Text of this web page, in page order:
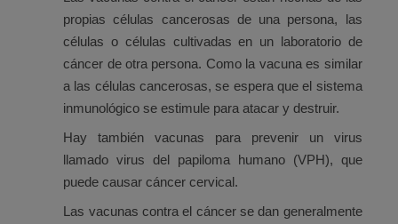
propias células cancerosas de una persona, las
células o células cultivadas en un laboratorio de
cáncer de otra persona. Como la vacuna es similar
a las células cancerosas, se espera que el sistema
inmunológico se estimule para atacar y destruir.
Hay también vacunas para prevenir un virus
llamado virus del papiloma humano (VPH), que
puede causar cáncer cervical.
Las vacunas contra el cáncer se dan generalmente